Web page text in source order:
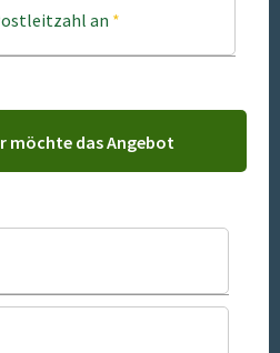
an *
möchte das Angebot